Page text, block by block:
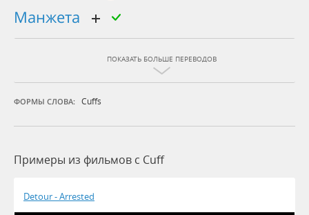
манжета
ПОКАЗАТЬ БОЛЬШЕ ПЕРЕВОДОВ
ФОРМЫ СЛОВА: Cuffs
Примеры из фильмов c Cuff
Detour - Arrested